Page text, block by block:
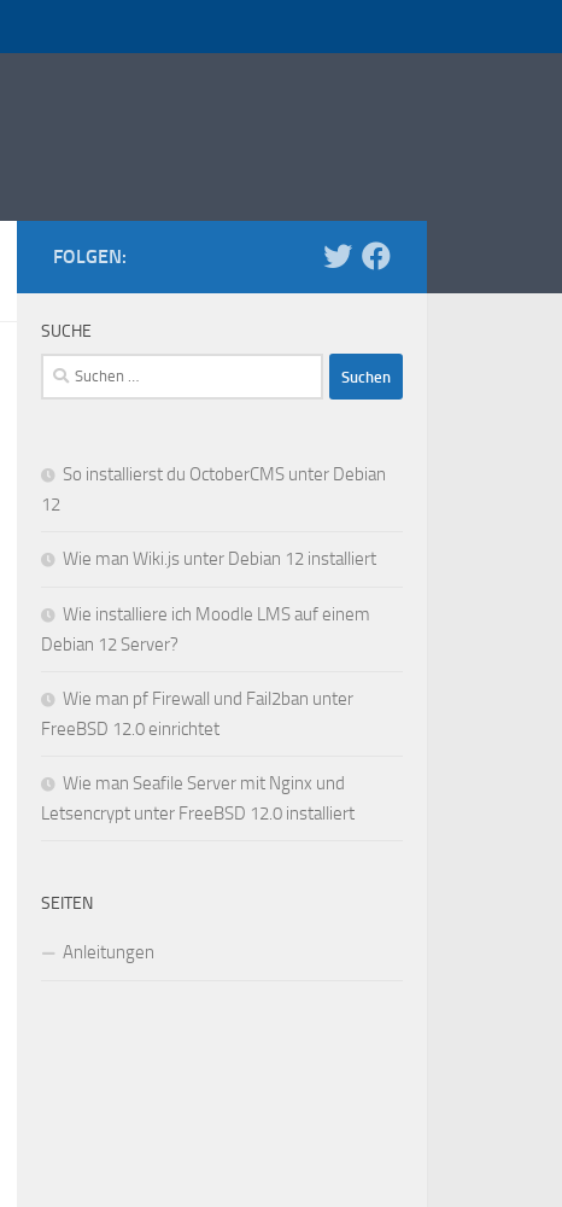
FOLGEN:
SUCHE
Suchen
nach:
So installierst du OctoberCMS unter Debian
12
Wie man Wiki.js unter Debian 12 installiert
Wie installiere ich Moodle LMS auf einem
Debian 12 Server?
Wie man pf Firewall und Fail2ban unter
FreeBSD 12.0 einrichtet
Wie man Seafile Server mit Nginx und
Letsencrypt unter FreeBSD 12.0 installiert
SEITEN
Anleitungen